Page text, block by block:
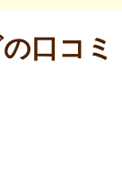
口コミ